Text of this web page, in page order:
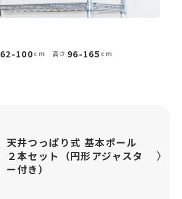
62-100 96-165
天井つっぱり式 基本ポール
２本セット（円形アジャスタ
ー付き）